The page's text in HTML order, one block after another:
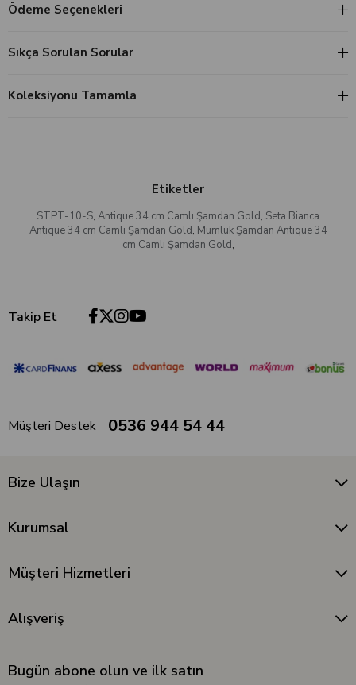
Ödeme Seçenekleri
Sıkça Sorulan Sorular
Koleksiyonu Tamamla
Etiketler
STPT-10-S, Antique 34 cm Camlı Şamdan Gold, Seta Bianca
Antique 34 cm Camlı Şamdan Gold, Mumluk Şamdan Antique 34
cm Camlı Şamdan Gold,
Takip Et
Müşteri Destek 0536 944 54 44
Bize Ulaşın
Kurumsal
Müşteri Hizmetleri
Alışveriş
Bugün abone olun ve ilk satın